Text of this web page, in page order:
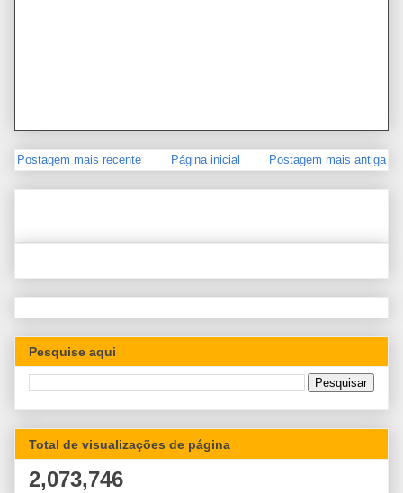
Postagem mais recente Postagem mais antiga
Página inicial
Pesquise aqui
Total de visualizações de página
2,073,746